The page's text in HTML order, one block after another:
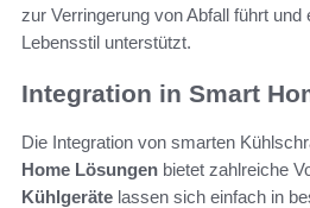
zur Verringerung von Abfall führt und
Lebensstil unterstützt.
Integration in Smart
Die Integration von smarten
Home Lösungen bietet zahlreiche
Kühlgeräte lassen sich einfach in